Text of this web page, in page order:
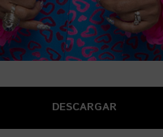
DESCARGAR